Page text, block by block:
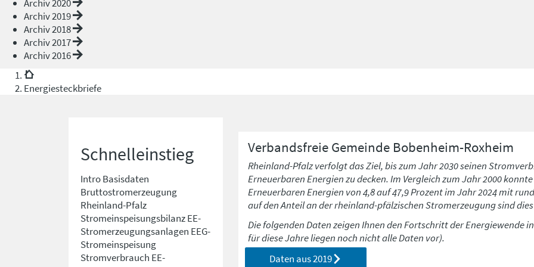
Archiv 2020
Archiv 2019
Archiv 2018
Archiv 2017
Archiv 2016
Energiesteckbriefe
Schnelleinstieg
IntroBasisdaten
Bruttostromerzeugung
Rheinland-Pfalz
StromeinspeisungsbilanzEE-
Stromerzeugungsanlagen EEG-
Stromeinspeisung
Stromverbrauch EE-
Verbandsfreie Gemeinde Bobenheim-Roxheim
Rheinland-Pfalz verfolgt das Ziel, bis zum Jahr 2030 seinen
Erneuerbaren Energien zu decken. Im Vergleich zum Jahr 2000
Erneuerbaren Energien von 4,8 auf 47,9 Prozent im Jahr 2024 mit
auf den Anteil an der rheinland-pfälzischen Stromerzeugung sind
Die folgenden Daten zeigen Ihnen den Fortschritt der Energiewende
für diese Jahre liegen noch nicht alle Daten vor).
Daten aus2019